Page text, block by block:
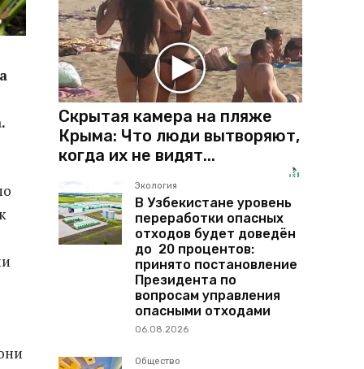
Скрытая камера на пляже
Крыма: Что люди вытворяют,
когда их не видят...
Экология
В Узбекистане уровень
переработки опасных
отходов будет доведён
до 20 процентов:
принято постановление
Президента по
вопросам управления
опасными отходами
06.08.2026
Общество